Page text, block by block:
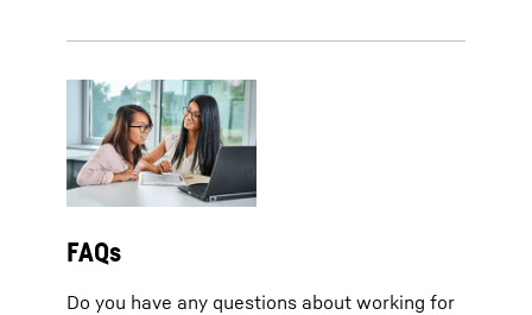
FAQs
Do you have any questions about working for